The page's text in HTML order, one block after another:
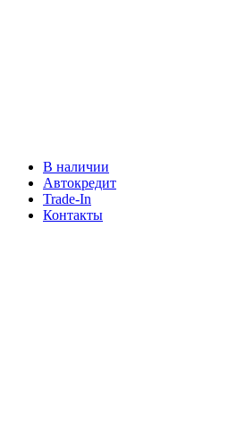
В наличии
Автокредит
Trade-In
Контакты